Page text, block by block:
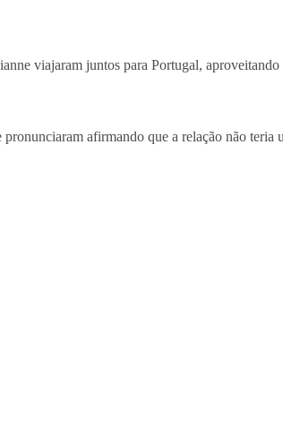
viajaram juntos para Portugal,
afirmando que a relação não teria